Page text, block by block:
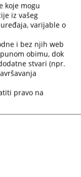
koje mogu
iz vašeg
varijable o
i bez njih web
obimu, dok
stvari (npr.
pravo na